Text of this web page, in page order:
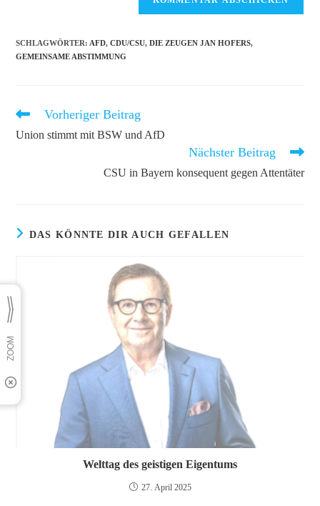
(optional)
SCHLAGWÖRTER: AFD, CDU/CSU, DIE ZEUGEN JAN HOFERS,
GEMEINSAME ABSTIMMUNG
Weitere
ansehen
Vorheriger Beitrag
Union stimmt mit BSW und AfD
Nächster Beitrag
CSU in Bayern konsequent gegen Attentäter
DAS KÖNNTE DIR AUCH GEFALLEN
Welttag des geistigen Eigentums
27. April 2025